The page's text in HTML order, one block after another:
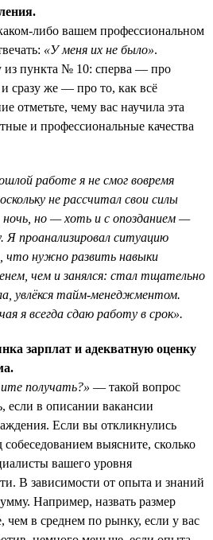
либо вашем профессиональном
«У меня их не было».
из пункта № 10: сперва — про
сразу же — про то, как всё
отметьте, чему вас научила эта
и профессиональные качества
работе я не смог вовремя
не рассчитал свои силы
ночь, но — хоть и с опозданием —
Я проанализировал ситуацию
что нужно развить навыки
чем и занялся: стал тщательно
увлёкся тайм-менеджментом.
я всегда сдаю работу в срок».
зарплат и адекватную оценку
получать?» — такой вопрос
если в описании вакансии
Если вы откликнулись
выясните, сколько
вашего уровня
В зависимости от опыта и знаний
Например, назвать размер
чем в среднем по рынку, если у вас